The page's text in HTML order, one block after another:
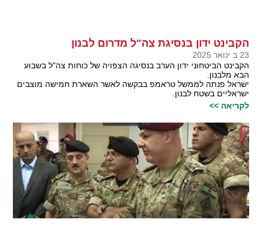
הקבינט ידון בנסיגת צה"ל מדרום לבנון
23 ב ינואר 2025
הקבינט הביטחוני ידון הערב בנסיגה הצפויה של כוחות צה"ל בשבוע
הבא מלבנון.
ישראל פנתה לממשל טראמפ בבקשה לאשר השארת חמישה מוצבים
ישראליים בשטח לבנון.
לקריאה >>